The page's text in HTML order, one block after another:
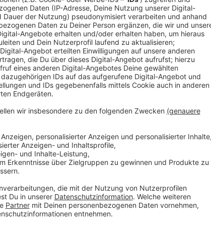
weiß nicht, wer unter der Maske steckt. Es ist also
Forster ohne Mütze aussieht. Heißt ja nicht, dass er nicht
Song, den er mit Khalid zusammen gemacht hat, passt
coolen Beats sind eine willkommene Abkühlung für die Ohren.
Anzeige
Wir benötigen Ihre
den YouTube Video-
laden!
Wir verwenden einen
einzubetten. Dieser Service
Ihren Aktivitäten sammeln.
die Details durch und
Nutzung des Service zu, um